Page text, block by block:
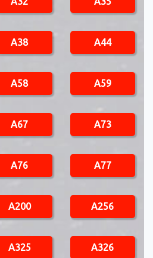
A38 A44
A58 A59
A67 A73
A76 A77
A200 A256
A325 A326